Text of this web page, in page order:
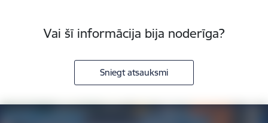
Vai šī informācija bija noderīga?
Sniegt atsauksmi